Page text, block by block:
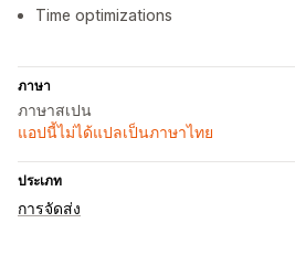
Time optimizations
ภาษา
ภาษาสเปน
แอปนี้ไม่ได้แปลเป็นภาษาไทย
ประเภท
การจัดส่ง